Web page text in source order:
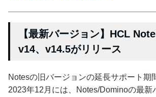
【最新バージョン】HCL
v14、v14.5がリリース
Notesの旧バージョンの延長サポート期
2023年12月には、Notes/Dominoの最新